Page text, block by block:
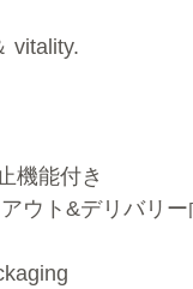
vitality.
止機能付き
アウト&デリバ